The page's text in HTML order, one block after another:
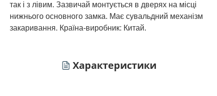
так і з лівим. Зазвичай монтується в дверях на місці
нижнього основного замка. Має сувальдний механізм
закаривання. Країна-виробник: Китай.
Характеристики